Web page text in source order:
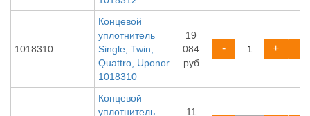
1018310
Концевой
уплотнитель
Single, Twin,
Quattro, Uponor
1018310
19
084
руб
- +
Концевой
уплотнитель
11